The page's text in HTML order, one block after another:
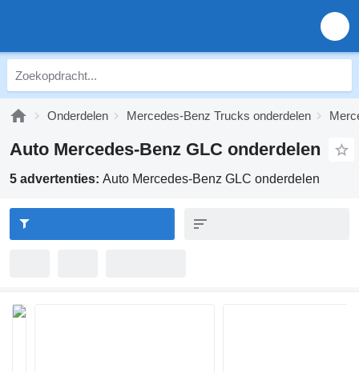
Onderdelen Mercedes-Benz Trucks onderdelen
Auto Mercedes-Benz GLC onderdelen
5 advertenties: Auto Mercedes-Benz GLC onderdelen